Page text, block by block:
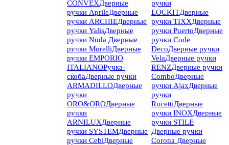
CONVEXДверные
ручки AprileДверные
ручки ARCHIEДверные
ручки YalisДверные
ручки Nuda Дверные
ручки MorelliДверные
ручки EMPORIO
ITALIANOРучка-
скобаДверные ручки
ARMADILLOДверные
ручки
ORO&OROДверные
ручки
ARNILUXДверные
ручки SYSTEMДверные
ручки CebiДверные
ручки
LOCKITДверные
ручки TIXXДверные
ручки PuertoДверные
ручки Code
DecoДверные ручки
VelaДверные ручки
RENZДверные ручки
ComboДверные
ручки AjaxДверные
ручки
RucettiДверные
ручки INOXДверные
ручки STILE
Дверные ручки
Corona Дверные